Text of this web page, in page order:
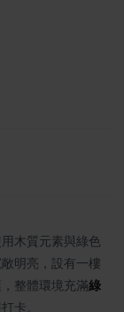
用木質元素與綠色
明亮，設有一樓
整體環境充滿綠
卡。